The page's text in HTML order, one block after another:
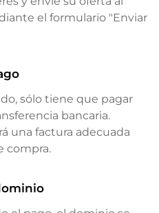
el formulario "Enviar
sólo tiene que pagar
bancaria.
una factura adecuada
compra.